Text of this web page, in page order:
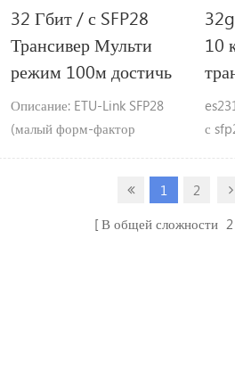
32 Гбит / с SFP28
Трансивер Мульти
режим 100м достичь
Описание: ETU-Link SFP28
(малый форм-фактор
32Gb / s, расстояние до
10
с
1
2
В общей сложности 2